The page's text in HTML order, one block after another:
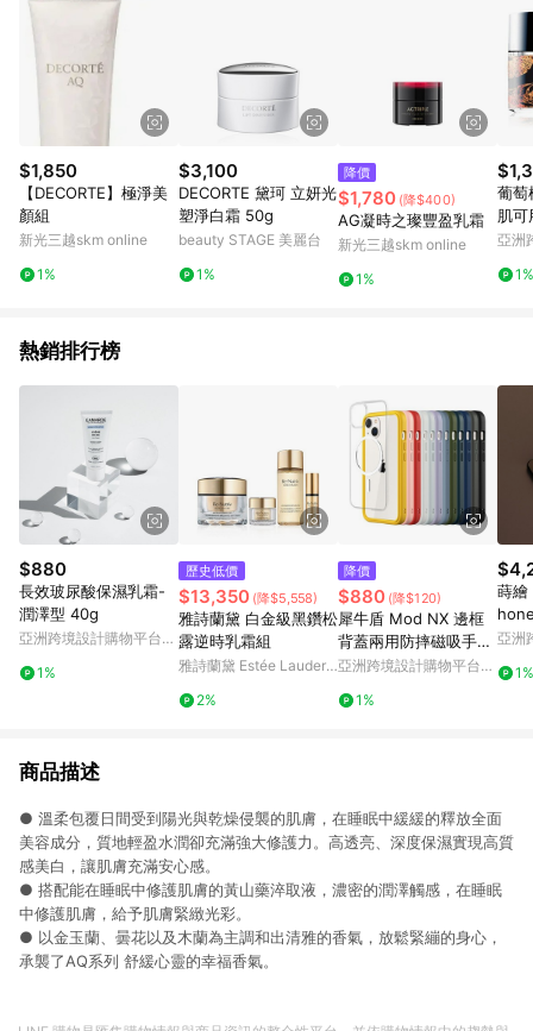
$1,850
【DECORTE】極淨美
顏組
新光三越skm online
1%
$3,100
DECORTE 黛珂 立妍光
塑淨白霜 50g
beauty STAGE 美麗台
1%
降價
$1,780 (降$400)
AG凝時之璨豐盈乳霜
新光三越skm online
1%
葡萄
肌可
衡│
亞洲
1%
熱銷排行榜
$880
長效玻尿酸保濕乳霜-
潤澤型 40g
亞洲跨境設計購物平台
1%
歷史低價
$13,350 (降$5,558)
雅詩蘭黛 白金級黑鑽松
露逆時乳霜組
雅詩蘭黛 Estée Lauder
2%
降價
$880 (降$120)
犀牛盾 Mod NX 邊框
背蓋兩用防摔磁吸手機
殼 for iPhone 13系列
亞洲跨境設計購物平台
1%
蒔繪
繪
亞洲
1%
商品描述
● 溫柔包覆日間受到陽光與乾燥侵襲的肌膚，在睡眠中緩緩的釋放全面
美容成分，質地輕盈水潤卻充滿強大修護力。高透亮、深度保濕實現高質
感美白，讓肌膚充滿安心感。
● 搭配能在睡眠中修護肌膚的黃山藥淬取液，濃密的潤澤觸感，在睡眠
中修護肌膚，給予肌膚緊緻光彩。
● 以金玉蘭、曇花以及木蘭為主調和出清雅的香氣，放鬆緊繃的身心，
承襲了AQ系列 舒緩心靈的幸福香氣。